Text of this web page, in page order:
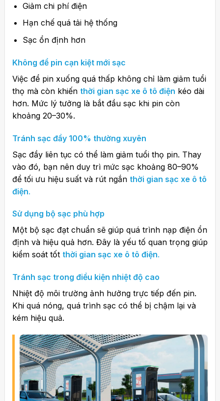
Giảm chi phí điện
Hạn chế quá tải hệ thống
Sạc ổn định hơn
Không để pin cạn kiệt mới sạc
Việc để pin xuống quá thấp không chỉ làm giảm tuổi
thọ mà còn khiến thời gian sạc xe ô tô điện kéo dài
hơn. Mức lý tưởng là bắt đầu sạc khi pin còn
khoảng 20–30%.
Tránh sạc đầy 100% thường xuyên
Sạc đầy liên tục có thể làm giảm tuổi thọ pin. Thay
vào đó, bạn nên duy trì mức sạc khoảng 80–90%
để tối ưu hiệu suất và rút ngắn thời gian sạc xe ô tô
điện.
Sử dụng bộ sạc phù hợp
Một bộ sạc đạt chuẩn sẽ giúp quá trình nạp điện ổn
định và hiệu quả hơn. Đây là yếu tố quan trọng giúp
kiểm soát tốt thời gian sạc xe ô tô điện.
Tránh sạc trong điều kiện nhiệt độ cao
Nhiệt độ môi trường ảnh hưởng trực tiếp đến pin.
Khi quá nóng, quá trình sạc có thể bị chậm lại và
kém hiệu quả.